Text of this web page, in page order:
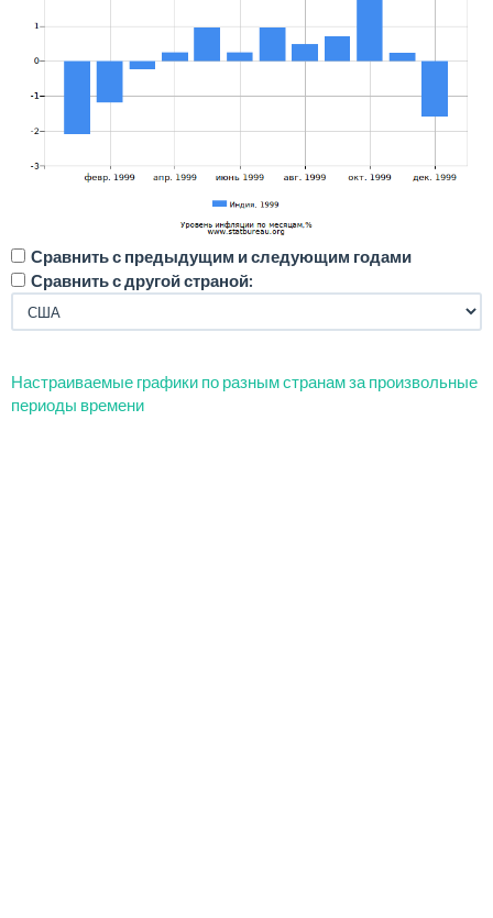
Сравнить с предыдущим и следующим годами
Сравнить с другой страной:
Настраиваемые графики по разным странам за произвольные
периоды времени